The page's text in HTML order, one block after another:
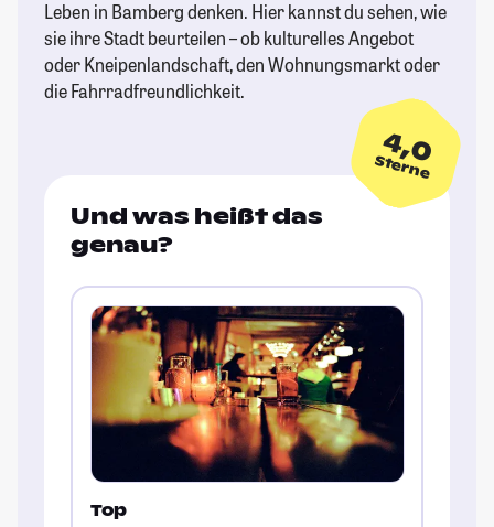
Leben in Bamberg denken. Hier kannst du sehen, wie
sie ihre Stadt beurteilen – ob kulturelles Angebot
oder Kneipenlandschaft, den Wohnungsmarkt oder
die Fahrradfreundlichkeit.
4,0
Sterne
Und was heißt das
genau?
Top